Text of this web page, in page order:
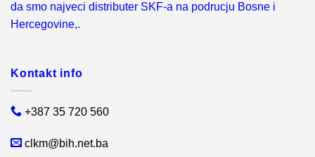
da smo najveci distributer SKF-a na podrucju Bosne i
Hercegovine,.
Kontakt info
+387 35 720 560
clkm@bih.net.ba